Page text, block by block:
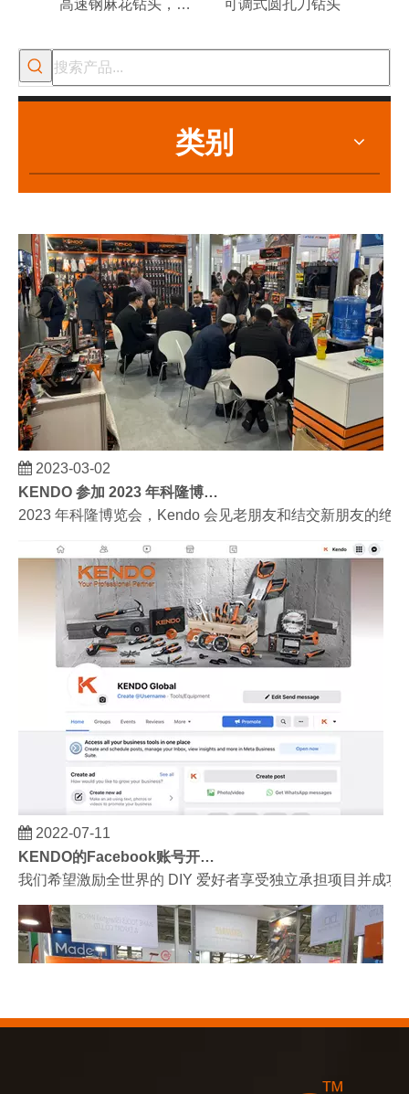
高速钢麻花钻头，锻造和抛光 可调式圆孔刀钻头
类别
2022-07-11
我们希望激励全世界的 DIY 爱好者享受独立承担项目并成功
2023-03-02
2023 年科隆博览会，Kendo 会见老朋友和结交新朋友的绝
2022-07-11
我们希望激励全世界的 DIY 爱好者享受独立承担项目并成功